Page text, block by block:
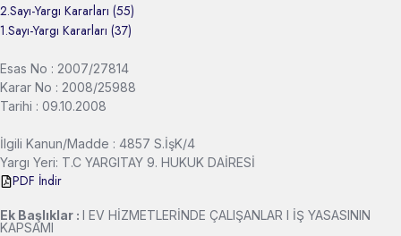
2.Sayı-Yargı Kararları (55)
1.Sayı-Yargı Kararları (37)
Esas No : 2007/27814
Karar No : 2008/25988
Tarihi : 09.10.2008
İlgili Kanun/Madde : 4857 S.İşK/4
Yargı Yeri: T.C YARGITAY 9. HUKUK DAİRESİ
PDF İndir
Ek Başlıklar : l EV HİZMETLERİNDE ÇALIŞANLAR l İŞ YASASININ
KAPSAMI